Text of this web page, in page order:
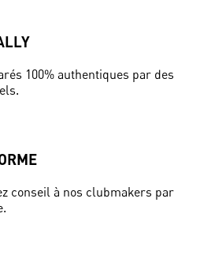
100% authentiques par des
conseil à nos clubmakers par